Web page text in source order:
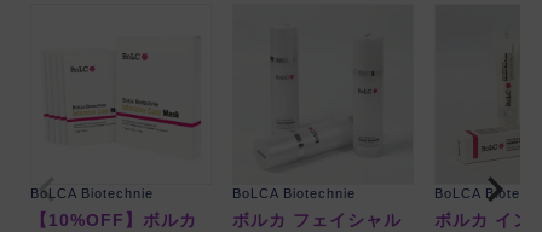
BoLCA Biotechnie
【10%OFF】ボルカ
BoLCA Biotechnie
ボルカ フェイシャル
BoLCA
ボルカ イン